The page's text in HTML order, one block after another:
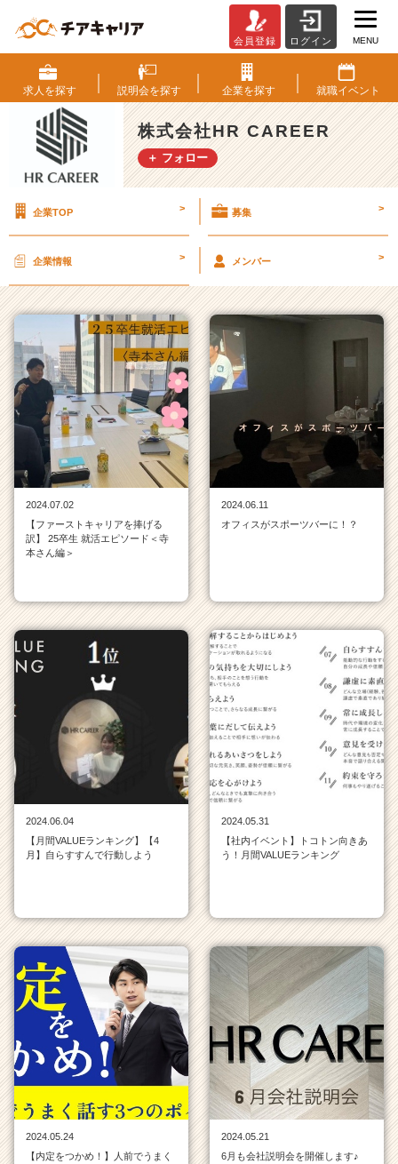
式
会
社
H
R
C
E
タ
イ
ム
ラ
イ
ン
一
覧
|
ベ
ン
ー・
業
か
イ
キ
ャ
リ
ア
（C
h
a
e
会員登録 ログイン MENU
求人を探す 説明会を探す 企業を探す 就職イベント
株式会社HR CAREER
＋ フォロー
企業TOP > 募集 >
企業情報 > メンバー >
2024.07.02
【ファーストキャリアを捧げる
訳】 25卒生 就活エピソード＜寺
本さん編＞
2024.06.11
オフィスがスポーツバーに！？
2024.06.04
【月間VALUEランキング】【4
月】自らすすんで行動しよう
2024.05.31
【社内イベント】トコトン向きあ
う！月間VALUEランキング
2024.05.24
【内定をつかめ！】人前でうまく
2024.05.21
6月も会社説明会を開催します♪